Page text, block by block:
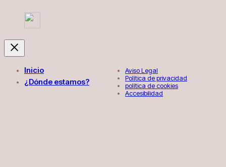
Inicio
¿Dónde estamos?
Aviso Legal
Política de privacidad
política de cookies
Accesibilidad